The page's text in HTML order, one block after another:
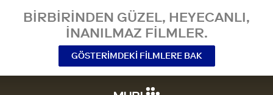
BIRBIRINDEN GÜZEL, HEYECANLI,
INANILMAZ FILMLER.
GÖSTERIMDEKI FILMLERE BAK